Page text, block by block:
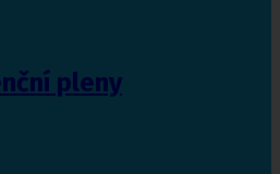
pleny